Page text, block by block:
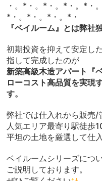
・。*・。*・。*・。*・
*・。*・。*・。*・
『ベイルーム』とは弊社
初期投資を抑えて安定し
指して完成したのが
新築高級木造アパート『
ローコスト高品質を実現
す。
弊社では仕入れから販売/
人気エリア最寄り駅徒歩
平坦の土地を厳選して仕
ベイルームシリーズにつ
ご説明しております。